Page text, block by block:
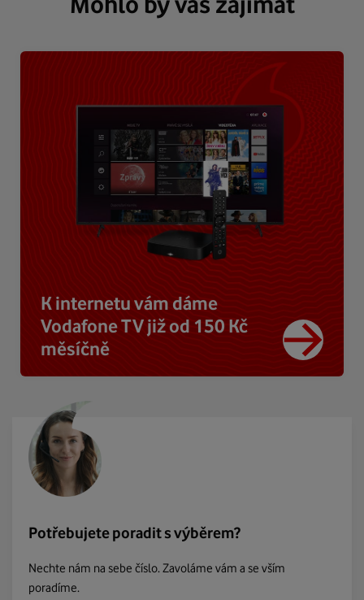
K internetu vám dáme
Vodafone TV již od 150 Kč
měsíčně
Potřebujete poradit s výběrem?
Nechte nám na sebe číslo. Zavoláme vám a se vším
poradíme.